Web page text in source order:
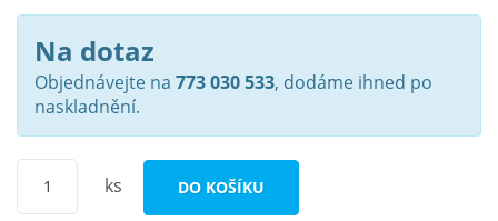
Na dotaz
Objednávejte na 773 030 533, dodáme ihned po
naskladnění.
ks DO KOŠÍKU